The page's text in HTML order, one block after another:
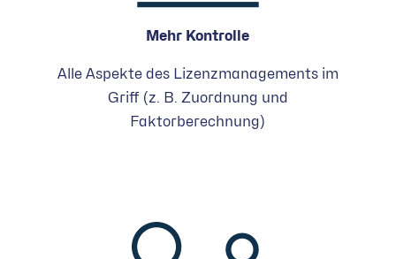
Mehr Kontrolle
Alle Aspekte des Lizenzmanagements im
Griff (z. B. Zuordnung und
Faktorberechnung)